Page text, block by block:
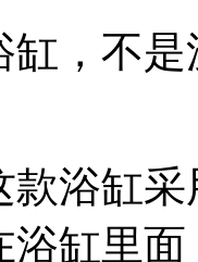
不是
缸采
浴缸里